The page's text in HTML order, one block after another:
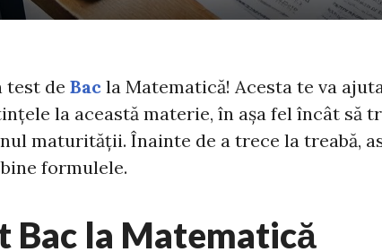
test de Bac la Matematică! Acesta te va
la această materie, în așa fel încât să
maturității. Înainte de a trece la treabă,
formulele.
Bac la Matematică